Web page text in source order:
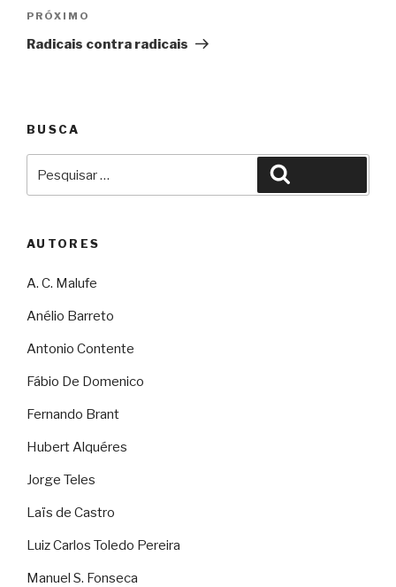
Próximo
PRÓXIMO
Radicais contra radicais
BUSCA
por:
AUTORES
A. C. Malufe
Anélio Barreto
Antonio Contente
Fábio De Domenico
Fernando Brant
Hubert Alquéres
Jorge Teles
Laïs de Castro
Luiz Carlos Toledo Pereira
Manuel S. Fonseca